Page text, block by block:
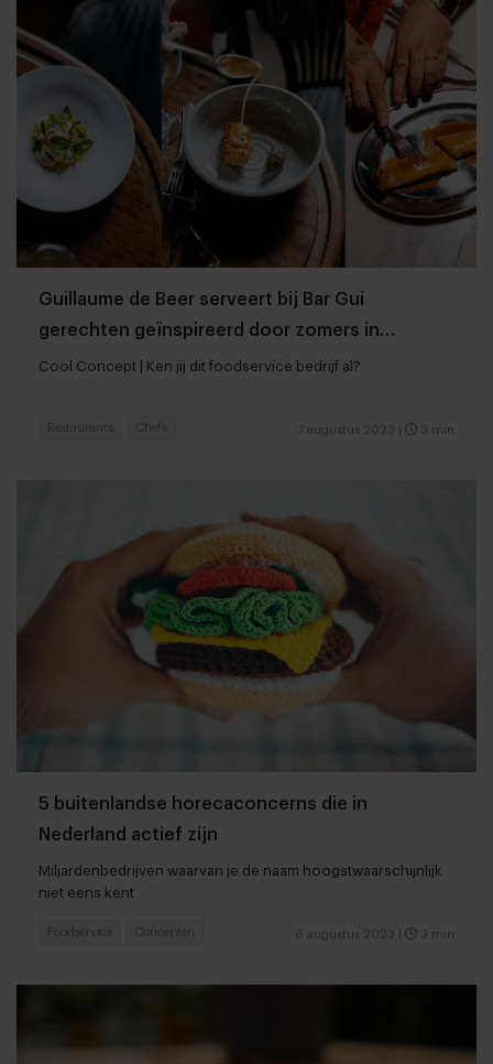
Guillaume de Beer serveert bij Bar Gui
gerechten geïnspireerd door zomers in
Bretagne
Cool Concept | Ken jij dit foodservice bedrijf al?
7 augustus 2023 3 min
Restaurants Chefs
5 buitenlandse horecaconcerns die in
Nederland actief zijn
Miljardenbedrijven waarvan je de naam hoogstwaarschijnlijk
niet eens kent
6 augustus 2023 3 min
Foodservice Concepten